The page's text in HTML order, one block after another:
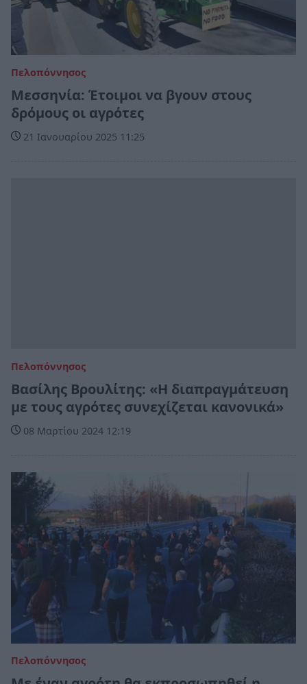
Πελοπόννησος
Μεσσηνία: Έτοιμοι να βγουν στους
δρόμους οι αγρότες
21 Ιανουαρίου 2025 11:25
Πελοπόννησος
Βασίλης Βρουλίτης: «Η διαπραγμάτευση
με τους αγρότες συνεχίζεται κανονικά»
08 Μαρτίου 2024 12:19
Πελοπόννησος